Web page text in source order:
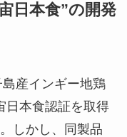
日本食”の開発
産インギー地鶏
日本食認証を取得
しかし、同製品